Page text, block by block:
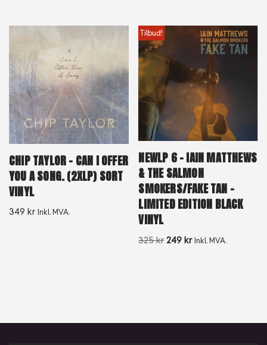
CHIP TAYLOR – CAN I OFFER
YOU A SONG. (2XLP) SORT
VINYL
349 kr Inkl. MVA.
Tilbud!
NEWLP 6 – IAIN MATTHEWS
& THE SALMON
SMOKERS/FAKE TAN –
LIMITED EDITION BLACK
VINYL
325kr 249kr Inkl. MVA.